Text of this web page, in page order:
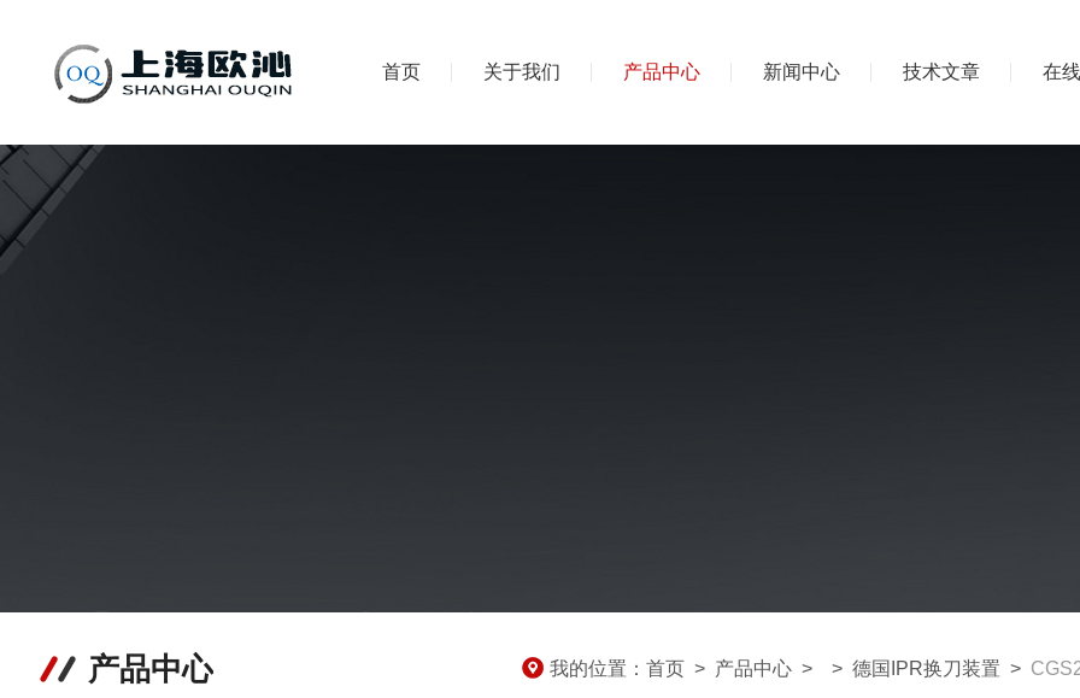
首页 关于我们 产品中心 新闻中心 技术文章 在
产品中心 我的位置： 首页 > 产品中心 > > 德国IPR换刀装置 >